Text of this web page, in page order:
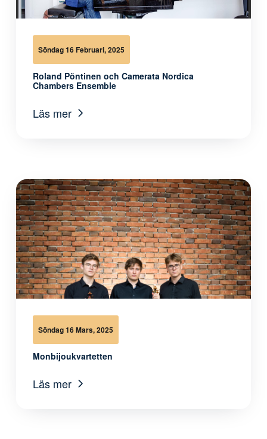
Söndag 16 Februari, 2025
Roland Pöntinen och Camerata Nordica
Chambers Ensemble
Läs mer
Söndag 16 Mars, 2025
Monbijoukvartetten
Läs mer